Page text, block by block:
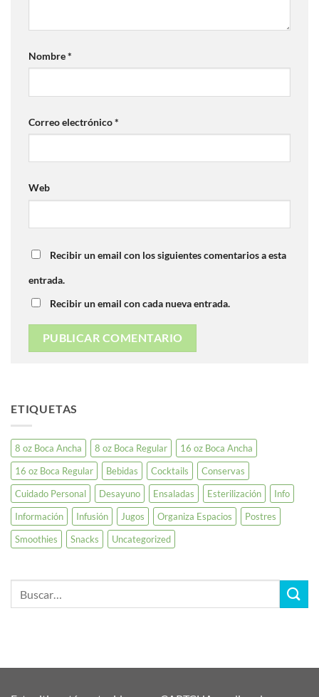
Nombre*
Correo electrónico*
Web
Recibir un email con los siguientes comentarios a esta
entrada.
Recibir un email con cada nueva entrada.
ETIQUETAS
8 oz Boca Ancha 8 oz Boca Regular
16 oz Boca Ancha
16 oz Boca Regular
Bebidas Cocktails
Conservas
Cuidado Personal
Desayuno Ensaladas Esterilización
Info
Información
Infusión Jugos Organiza Espacios
Postres
Smoothies
Snacks Uncategorized